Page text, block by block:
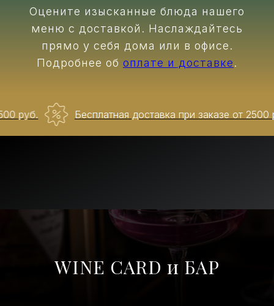
Оцените изысканные блюда нашего
меню с доставкой. Наслаждайтесь
прямо у себя дома или в офисе.
Подробнее об оплате и доставке.
Бесплатная доставка при заказе от 2500 руб.
WINE CARD и БАР